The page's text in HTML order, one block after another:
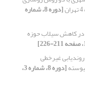
[دوره 8، شماره
در کاهش سیلاب حوزه
غیرخطی
[دوره 8، شماره 3،